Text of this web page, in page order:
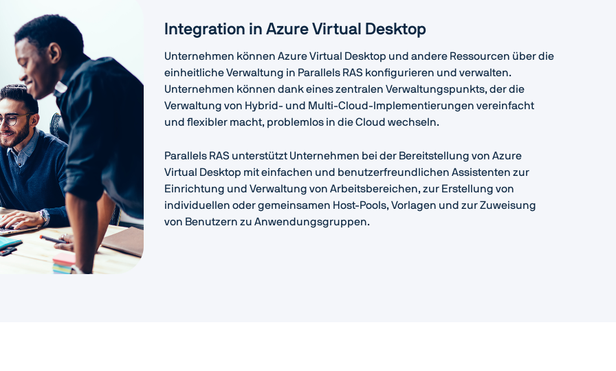
Integration in Azure Virtual Desktop
Unternehmen können Azure Virtual Desktop und andere Ressourcen über die
einheitliche Verwaltung in Parallels RAS konfigurieren und verwalten.
Unternehmen können dank eines zentralen Verwaltungspunkts, der die
Verwaltung von Hybrid- und Multi-Cloud-Implementierungen vereinfacht
und flexibler macht, problemlos in die Cloud wechseln.
Parallels RAS unterstützt Unternehmen bei der Bereitstellung von Azure
Virtual Desktop mit einfachen und benutzerfreundlichen Assistenten zur
Einrichtung und Verwaltung von Arbeitsbereichen, zur Erstellung von
individuellen oder gemeinsamen Host-Pools, Vorlagen und zur Zuweisung
von Benutzern zu Anwendungsgruppen.